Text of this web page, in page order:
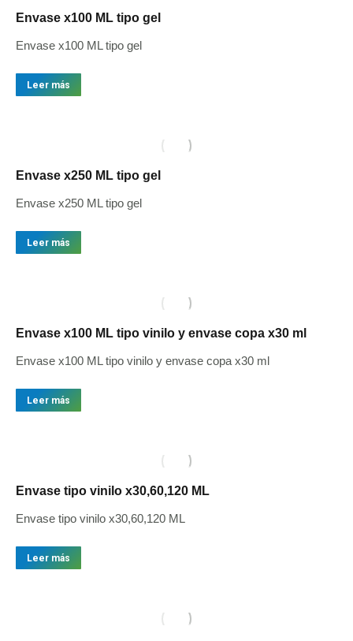
Envase x100 ML tipo gel
Envase x100 ML tipo gel
Leer más
Envase x250 ML tipo gel
Envase x250 ML tipo gel
Leer más
Envase x100 ML tipo vinilo y envase copa x30 ml
Envase x100 ML tipo vinilo y envase copa x30 ml
Leer más
Envase tipo vinilo x30,60,120 ML
Envase tipo vinilo x30,60,120 ML
Leer más